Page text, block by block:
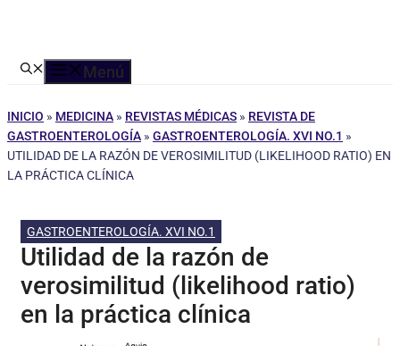
Menú
INICIO » MEDICINA » REVISTAS MÉDICAS » REVISTA DE
GASTROENTEROLOGÍA » GASTROENTEROLOGÍA. XVI NO.1 »
UTILIDAD DE LA RAZÓN DE VEROSIMILITUD (LIKELIHOOD RATIO) EN
LA PRÁCTICA CLÍNICA
GASTROENTEROLOGÍA. XVI NO.1
Utilidad de la razón de
verosimilitud (likelihood ratio)
en la práctica clínica